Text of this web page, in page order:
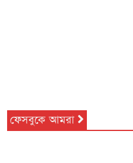
ফেসবুকে আমরা